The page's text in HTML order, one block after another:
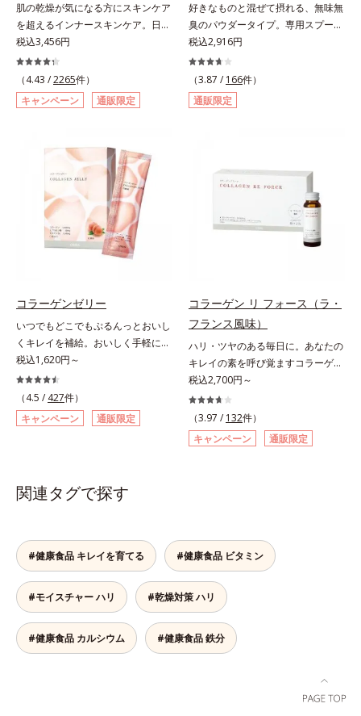
肌の乾燥が気になる方にスキンケア
を超えるインナースキンケア。日本
初(*1)“肌にもトクホ(*2)”！肌の乾燥
が気になる方に。高純度に精製した
米胚芽由来のグルコシルセラミドを
配合。「肌の水分を逃しにくくする
ため、肌の乾燥が気になる方に適し
アです。“飲むスキンケア”だから、
顔だけでなく、背中や足など、スキ
ンケア機能は全身にも。なかなか手
が回らない、ボディの乾燥対策にも
おすすめです。ゆずの爽やかな香り
とすっきりとした酸味が特徴の「ゆ
ず風味」、芳醇なマスカットの香り
「マスカット風味」、ピーチの甘い
香りと爽やかな甘味が楽しめる「ピ
ーチ風味」の3種のフレーバーをご
用意。その日の気分に合わせてチョ
イスできるから、より飽きにくく、
水なしで飲めるから、毎日手軽にお
いしく続けられます。*1 販売商品
として。*2 許可表示：本品に含ま
います。
税込3,456円
（4.43 /2265件）
キャンペーン
通販限定
好きなものと混ぜて摂れる、無味無
臭のパウダータイプ。専用スプーン
1杯で、ハリと弾力のある毎日に欠
かせない「コラーゲン」5,000㎎を
手軽に摂れる美容パウダーです。無
味無臭で飲み物や料理に影響がな
く、冷たい飲み物にも簡単に溶ける
税込2,916円
（3.87 / 166件）
通販限定
コラーゲンゼリー
いつでもどこでもぷるんっとおいし
くキレイを補給。おいしく手軽にキ
レイをチャージ！ おやつ感覚でハ
リと弾力のある毎日に欠かせない人
気のコラーゲンを補給できる、ステ
ィック型ゼリーです。吸収が早い、
分子の小さなコラーゲンが1袋にた
B6も加えました。コラーゲン特有
みずみずしいゼリーです。個包装の
スティックタイプだから、いつでも
どこでも片手でおいしくコラーゲン
をチャージできます。年齢と共に気
になる悩みも、おやつやデザート時
にぷるんっと食べて解消を目指しま
しょう。脂肪分ゼロ＆1袋20kcal
税込1,620円～
（4.5 / 427件）
キャンペーン
通販限定
コラーゲン リ フォース（ラ・
フランス風味）
ハリ・ツヤのある毎日に。あなたの
キレイの素を呼び覚ますコラーゲン
ドリンク。体内のコラーゲンに着目
したコラーゲンドリンクです。秘密
はレモンバームエキス。コラーゲン
と相性のいい美容素材を配合するこ
とで、あなたに眠るキレイの因子を
配合。サポート成分のビタミンC、
スムーズに届けるヒハツエキスも加
わることで、毎日のハリ・ツヤをし
っかりと応援します。山形県産の
ラ・フランス果汁を使用した、すっ
きり飲みやすい味わい。ノンカフェ
インのため、大事なイベント前のケ
です。各商品の詳しい情報は商品ペ
ージをご覧ください。・BEAUTY夏
税込2,700円～
（3.97 / 132件）
キャンペーン
通販限定
関連タグで探す
#健康食品 キレイを育てる #健康食品 ビタミン
#モイスチャー ハリ #乾燥対策 ハリ
#健康食品 カルシウム #健康食品 鉄分